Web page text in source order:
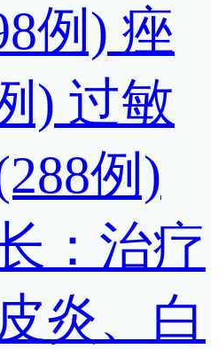
例) 痤
) 过敏
例)
：治疗
炎、白